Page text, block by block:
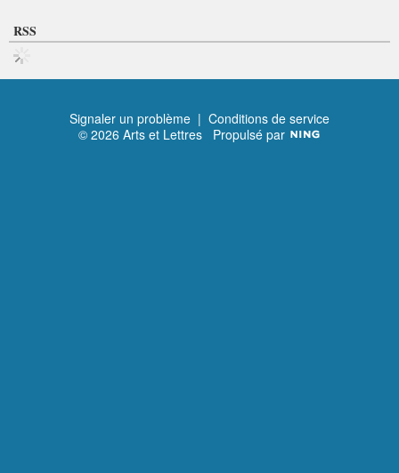
RSS
Signaler un problème | Conditions de service
© 2026 Arts et Lettres Propulsé par